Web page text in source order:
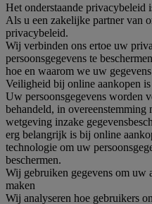
Het onderstaande privacybeleid
Als u een zakelijke partner van
privacybeleid.
Wij verbinden ons ertoe uw
persoonsgegevens te
hoe en waarom we uw
Veiligheid bij online aankopen
Uw persoonsgegevens worden
behandeld, in overeenstemming
wetgeving inzake
erg belangrijk is bij online
technologie om uw
beschermen.
Wij gebruiken gegevens om uw
maken
Wij analyseren hoe gebruikers